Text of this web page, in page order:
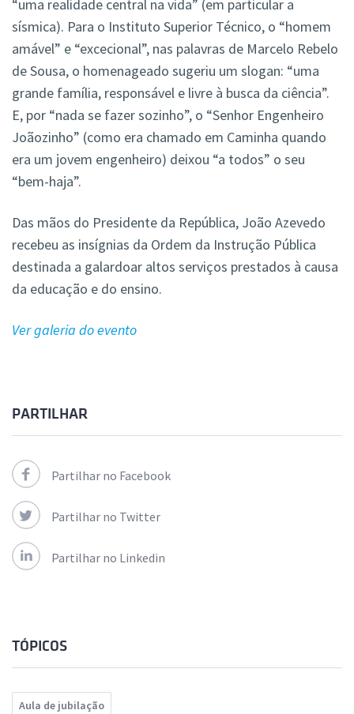
“uma realidade central na vida” (em particular a
sísmica). Para o Instituto Superior Técnico, o “homem
amável” e “excecional”, nas palavras de Marcelo Rebelo
de Sousa, o homenageado sugeriu um slogan: “uma
grande família, responsável e livre à busca da ciência”.
E, por “nada se fazer sozinho”, o “Senhor Engenheiro
Joãozinho” (como era chamado em Caminha quando
era um jovem engenheiro) deixou “a todos” o seu
“bem-haja”.
Das mãos do Presidente da República, João Azevedo
recebeu as insígnias da Ordem da Instrução Pública
destinada a galardoar altos serviços prestados à causa
da educação e do ensino.
Ver galeria do evento
PARTILHAR
Partilhar no Facebook
Partilhar no Twitter
Partilhar no Linkedin
TÓPICOS
Aula de jubilação